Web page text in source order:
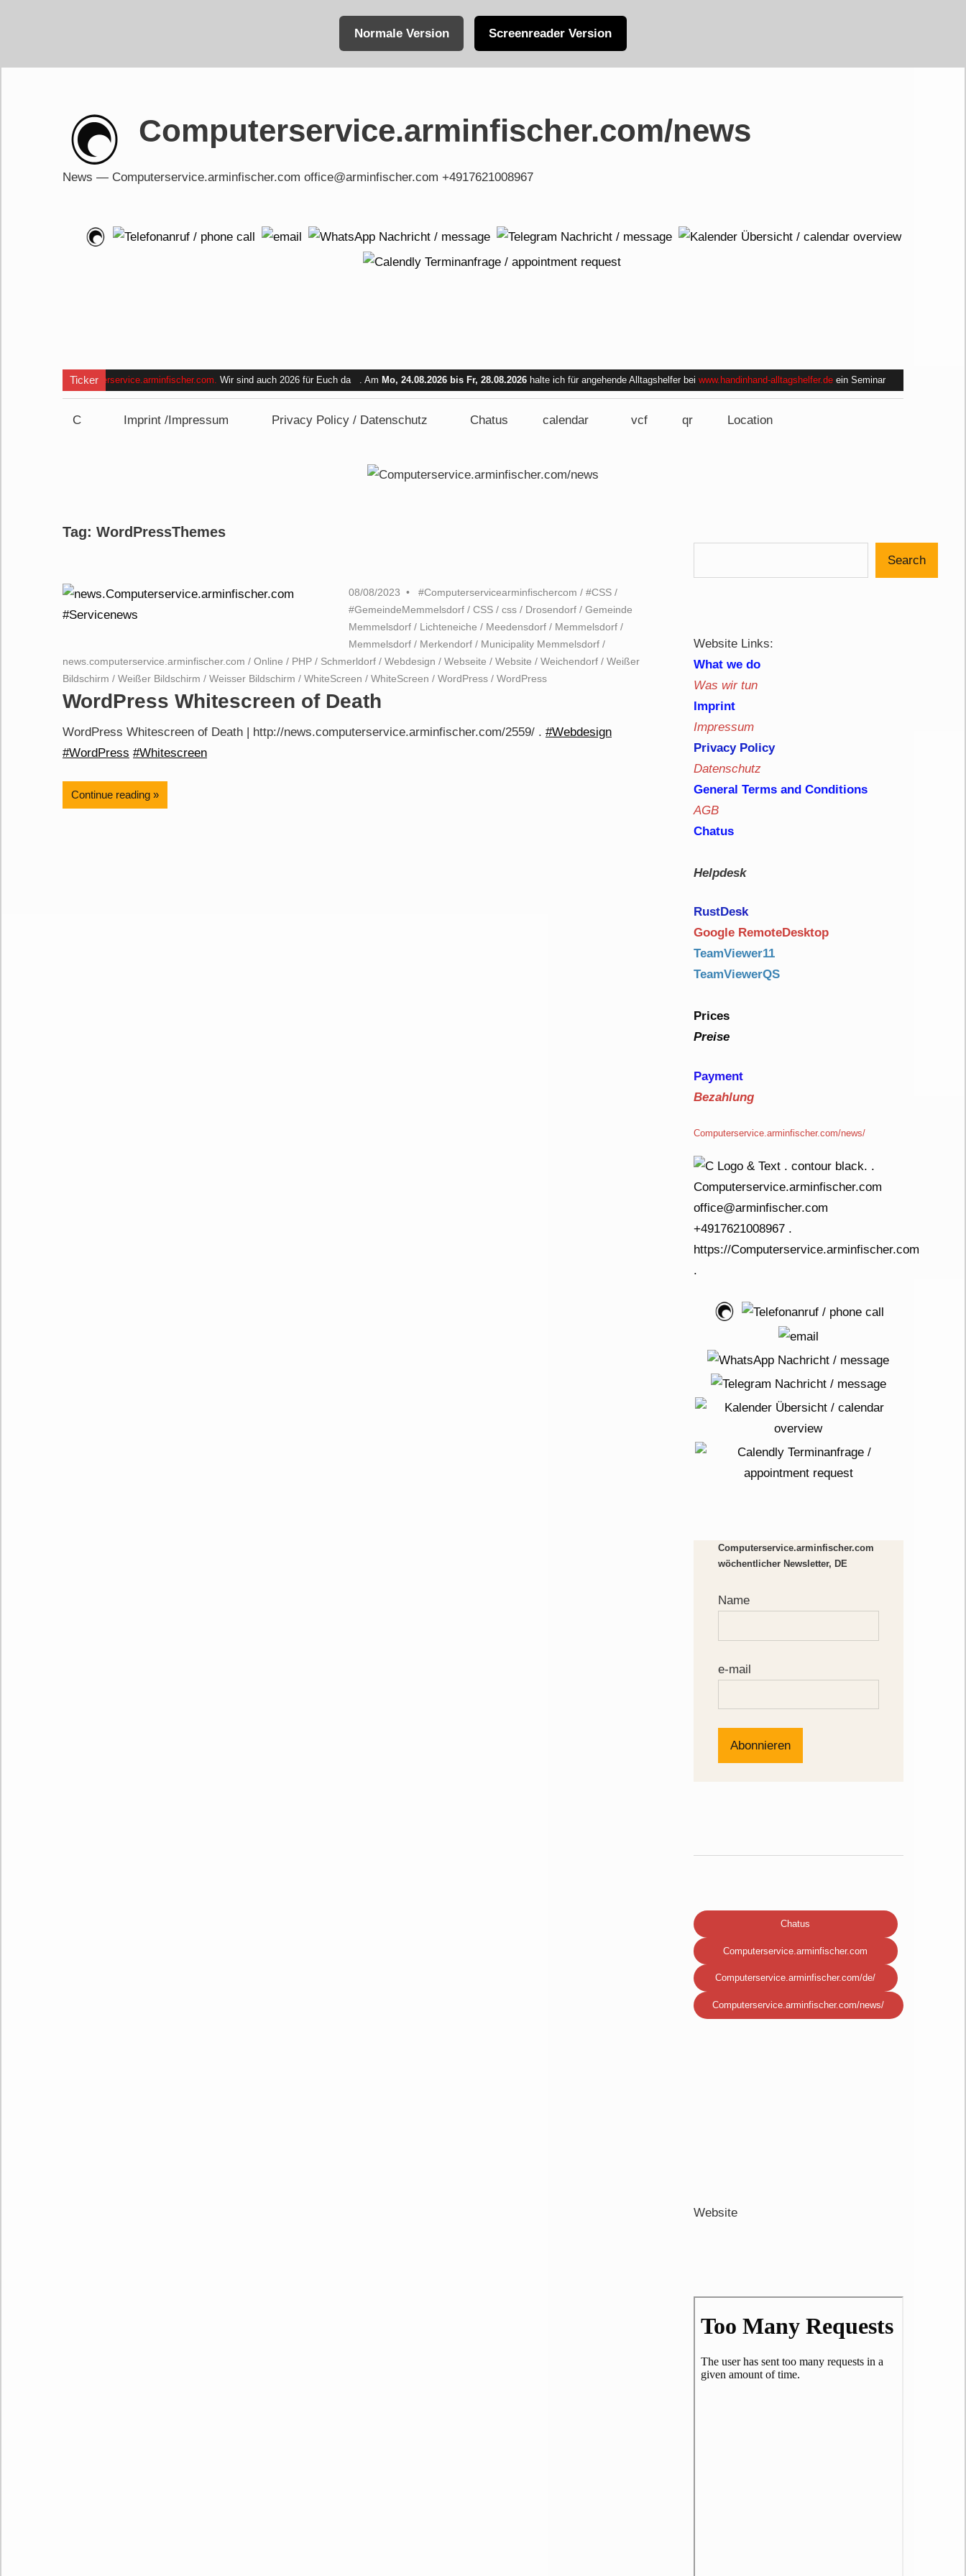
Normale Version Screenreader Version
content
Computerservice.arminfischer.com/news
News — Computerservice.arminfischer.com office@arminfischer.com +4917621008967
Ticker
Computerservice.arminfischer.com. Wir sind auch 2026 für Euch da . Am Mo, 24.08.2026 bis Fr, 28.08.2026 halte ich für angehende Alltagshelfer bei www.handinhand-alltagshelfer.de ein Seminar
und bin im Zeitraumvon 09:00 bis 15:00 Uhr nicht erreichbar. Am Mi. 26.08.2026 sind wir nicht verfügbar.
C Imprint /Impressum Privacy Policy / Datenschutz Chatus calendar vcf qr Location
Tag: WordPressThemes
08/08/2023 #Computerservicearminfischercom /#CSS /
#GemeindeMemmelsdorf /CSS /css / Drosendorf /Gemeinde
Memmelsdorf / Lichteneiche / Meedensdorf / Memmelsdorf /
Memmelsdorf / Merkendorf / Municipality Memmelsdorf /
news.computerservice.arminfischer.com / Online / PHP / Schmerldorf / Webdesign / Webseite / Website / Weichendorf / Weißer
Bildschirm / Weißer Bildschirm / Weisser Bildschirm / WhiteScreen / WhiteScreen / WordPress / WordPress
WordPress Whitescreen of Death
WordPress Whitescreen of Death | http://news.computerservice.arminfischer.com/2559/ . #Webdesign
#WordPress #Whitescreen
Continue reading
Search
Website Links:
What we do
Was wir tun
Imprint
Impressum
Privacy Policy
Datenschutz
General Terms and Conditions
AGB
Chatus
Helpdesk
RustDesk
Google RemoteDesktop
TeamViewer11
TeamViewerQS
Prices
Preise
Payment
Bezahlung
Computerservice.arminfischer.com/news/
Computerservice.arminfischer.com
wöchentlicher Newsletter, DE
Name
e-mail
Chatus
Computerservice.arminfischer.com
Computerservice.arminfischer.com/de/
Computerservice.arminfischer.com/news/
Website